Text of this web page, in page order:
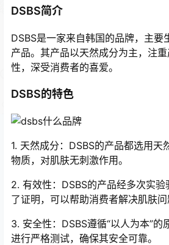
DSBS简介
DSBS是一家来自韩国的品牌，主要
产品。其产品以天然成分为主，注
性，深受消费者的喜爱。
DSBS的特色
1. 天然成分：DSBS的产品都选用天
物质，对肌肤无刺激作用。
2. 有效性：DSBS的产品经多次实验
了证明，可以帮助消费者解决肌肤问
3. 安全性：DSBS遵循“以人为本”的
进行严格测试，确保其安全可靠。